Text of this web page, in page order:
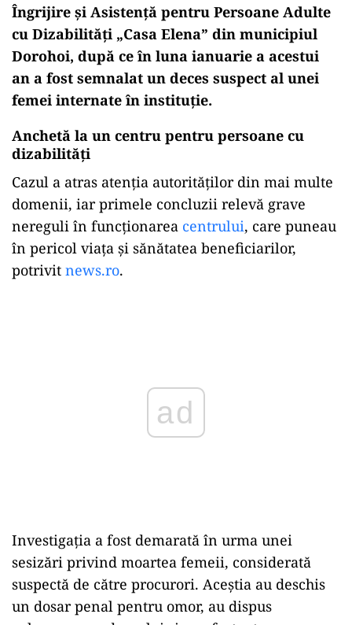
Îngrijire și Asistență pentru Persoane Adulte
cu Dizabilități „Casa Elena” din municipiul
Dorohoi, după ce în luna ianuarie a acestui
an a fost semnalat un deces suspect al unei
femei internate în instituție.
Anchetă la un centru pentru persoane cu
dizabilităţi
Cazul a atras atenția autorităților din mai multe
domenii, iar primele concluzii relevă grave
nereguli în funcționarea centrului, care puneau
în pericol viața și sănătatea beneficiarilor,
potrivit news.ro.
Investigația a fost demarată în urma unei
sesizări privind moartea femeii, considerată
suspectă de către procurori. Aceștia au deschis
un dosar penal pentru omor, au dispus